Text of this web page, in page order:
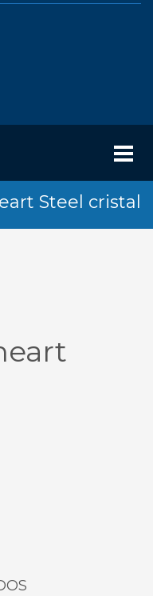
Steel cristal